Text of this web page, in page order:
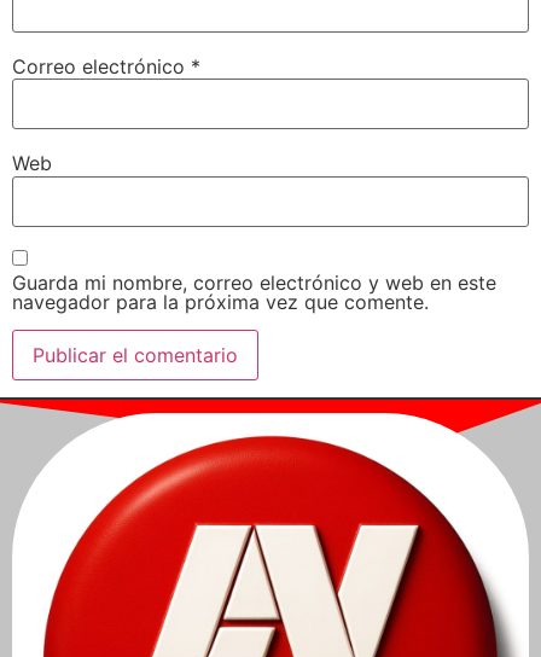
Correo electrónico *
Web
Guarda mi nombre, correo electrónico y web en este
navegador para la próxima vez que comente.